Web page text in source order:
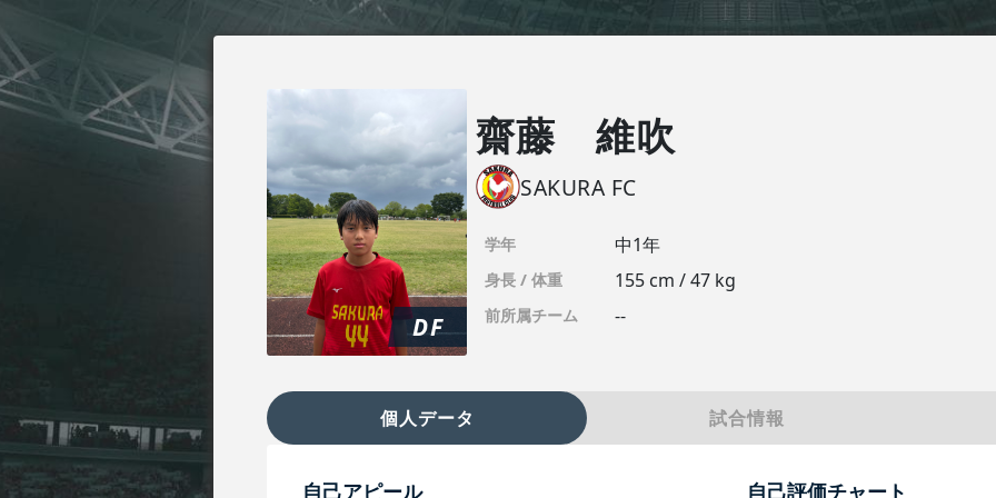
DF
齋藤 維吹
SAKURA FC
学年 中1年
身長 / 体重 155 cm / 47 kg
前所属チーム --
個人データ 試合情報
自己アピール 自己評価チャート